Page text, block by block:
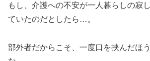
もし、介護への不安が一人暮らしの寂
ていたのだとしたら…。
部外者だからこそ、一度口を挟んだほ